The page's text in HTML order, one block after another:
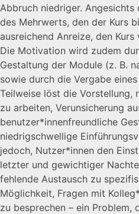
Abbruch niedriger.
des Mehrwerts, den der Kurs
ausreichend Anreize, den
Die Motivation wird zudem
Gestaltung der Module (z. B.
sowie durch die Vergabe
Teilweise löst die Vorstellung,
zu arbeiten, Verunsicherung
benutzer*innenfreundliche
niedrigschwellige
jedoch, Nutzer*innen den
letzter und gewichtiger
fehlende Austausch zu
Möglichkeit, Fragen mit
zu besprechen – ein Problem,